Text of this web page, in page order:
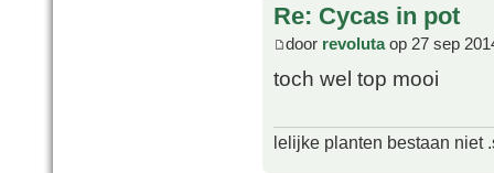
Re: Cycas in pot
door revolutaop 27 sep
toch wel top mooi
lelijke planten bestaan niet